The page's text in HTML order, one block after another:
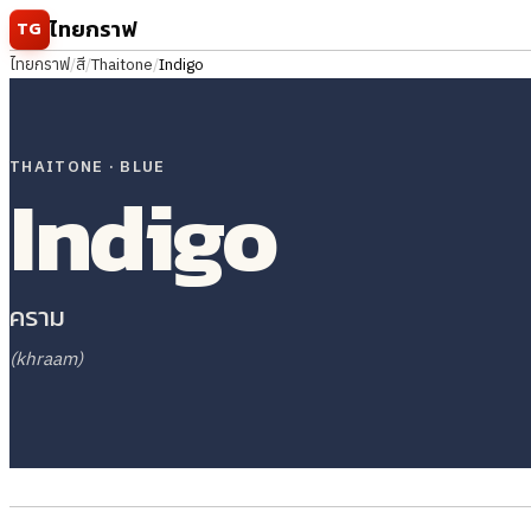
ข้ามไปยังเนื้อหา
TG ไทยกราฟ
ไทยกราฟ/สี/Thaitone/Indigo
THAITONE · BLUE
Indigo
คราม
(khraam)